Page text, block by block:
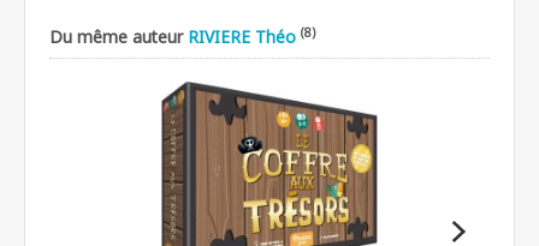
Du même auteur RIVIERE Théo (8)